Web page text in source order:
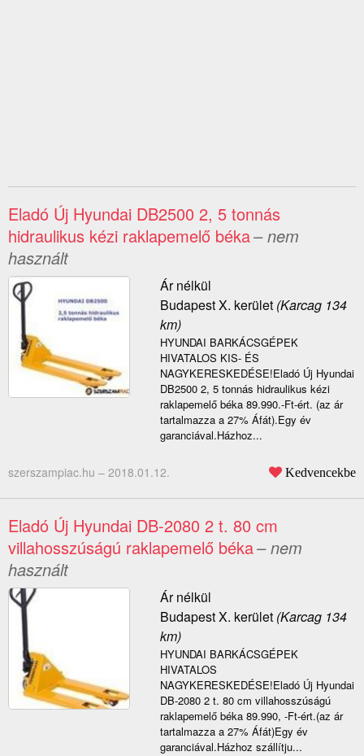
Eladó Új Hyundai DB2500 2, 5 tonnás
hidraulikus kézi raklapemelő béka– nem
használt
Ár nélkül
Budapest X. kerület(Karcag 134
km)
HYUNDAI BARKÁCSGÉPEK
HIVATALOS KIS- ÉS
NAGYKERESKEDÉSE!Eladó Új Hyundai
DB2500 2, 5 tonnás hidraulikus kézi
raklapemelő béka 89.990.-Ft-ért. (az ár
tartalmazza a 27% Áfát).Egy év
garanciával.Házhoz...
szerszampiac.hu – 2018.01.12. Kedvencekbe
Eladó Új Hyundai DB-2080 2 t. 80 cm
villahosszúságú raklapemelő béka– nem
használt
Ár nélkül
Budapest X. kerület(Karcag 134
km)
HYUNDAI BARKÁCSGÉPEK
HIVATALOS
NAGYKERESKEDÉSE!Eladó Új Hyundai
DB-2080 2 t. 80 cm villahosszúságú
raklapemelő béka 89.990, -Ft-ért.(az ár
tartalmazza a 27% Áfát)Egy év
garanciával.Házhoz szállítju...